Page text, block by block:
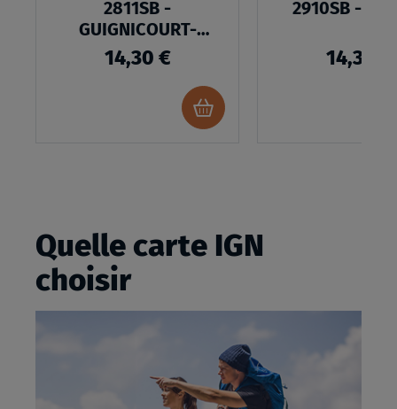
2811SB -
GUIGNICOURT-
BAZANCOURT
14,30 €
Ajouter
au
2910SB -
14,30 €
Quelle carte IGN
choisir